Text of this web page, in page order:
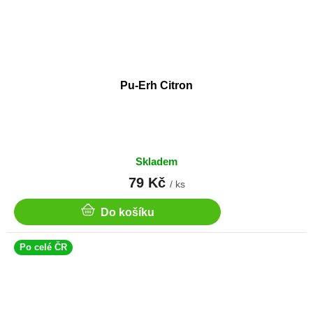
Pu-Erh Citron
Skladem
79 Kč / ks
Do košíku
Po celé ČR